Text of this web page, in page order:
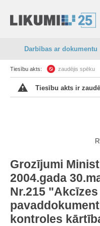
Darbības ar dokumentu
Tiesību akts: zaudējis spēku
Tiesību akts ir
Grozījumi
2004.gada
Nr.215
kontroles